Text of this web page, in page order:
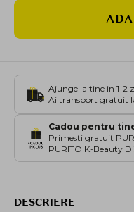
Ajunge la tine in 1-2
Ai transport gratuit
Cadou pentru
Primesti gratuit
PURITO K-Beauty
DESCRIERE